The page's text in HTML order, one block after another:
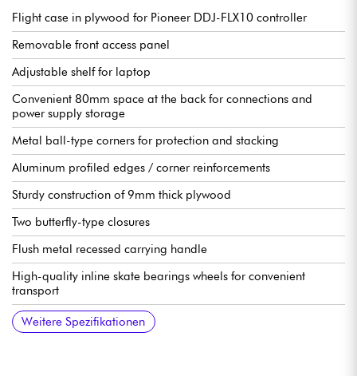
Flight case in plywood for Pioneer DDJ-FLX10 controller
Removable front access panel
Adjustable shelf for laptop
Convenient 80mm space at the back for connections and
power supply storage
Metal ball-type corners for protection and stacking
Aluminum profiled edges / corner reinforcements
Sturdy construction of 9mm thick plywood
Two butterfly-type closures
Flush metal recessed carrying handle
High-quality inline skate bearings wheels for convenient
transport
Color: black
External dimensions (L x H x D): 824 x 529 x 243 mm
Internal dimensions (L x H x D): 718 x 391 x 55 mm
Weight: 16 kg
Weitere Spezifikationen